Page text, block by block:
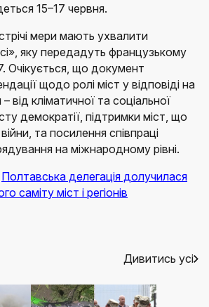
15–17 червня.
мери мають ухвалити
яку передадуть французькому
Очікується, що документ
щодо ролі міст у відповіді на
від кліматичної та соціальної
демократії, підтримки міст, що
та посилення співпраці
на міжнародному рівні.
Полтавська делегація долучилася
саміту міст і регіонів
Дивитись усі